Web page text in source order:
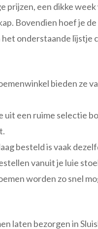
een dikke
Bovendien hoef je
onderstaande lijstje
bieden ze
uit een ruime selectie
besteld is vaak
vanuit je luie
worden zo snel
laten bezorgen in